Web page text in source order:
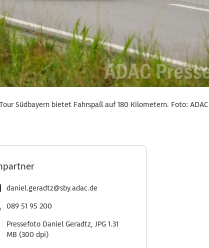
Südbayern bietet Fahrspaß auf 180 Kilometern. Foto:
daniel.geradtz@sby.adac.de
089 51 95 200
Pressefoto Daniel Geradtz, JPG 1.31
MB (300 dpi)